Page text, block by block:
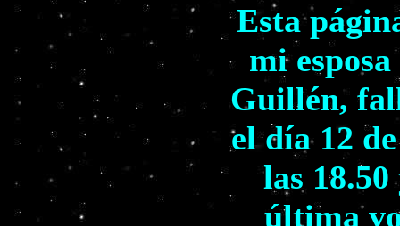
Esta
mi
Guillén,
el día 12
las
última